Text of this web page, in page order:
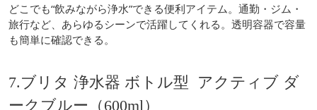
どこでも“飲みながら浄水”できる便利アイテム。通勤・ジム・
旅行など、あらゆるシーンで活躍してくれる。透明容器で容量
も簡単に確認できる。
7.ブリタ 浄水器 ボトル型 アクティブ ダ
ークブルー（600ml）